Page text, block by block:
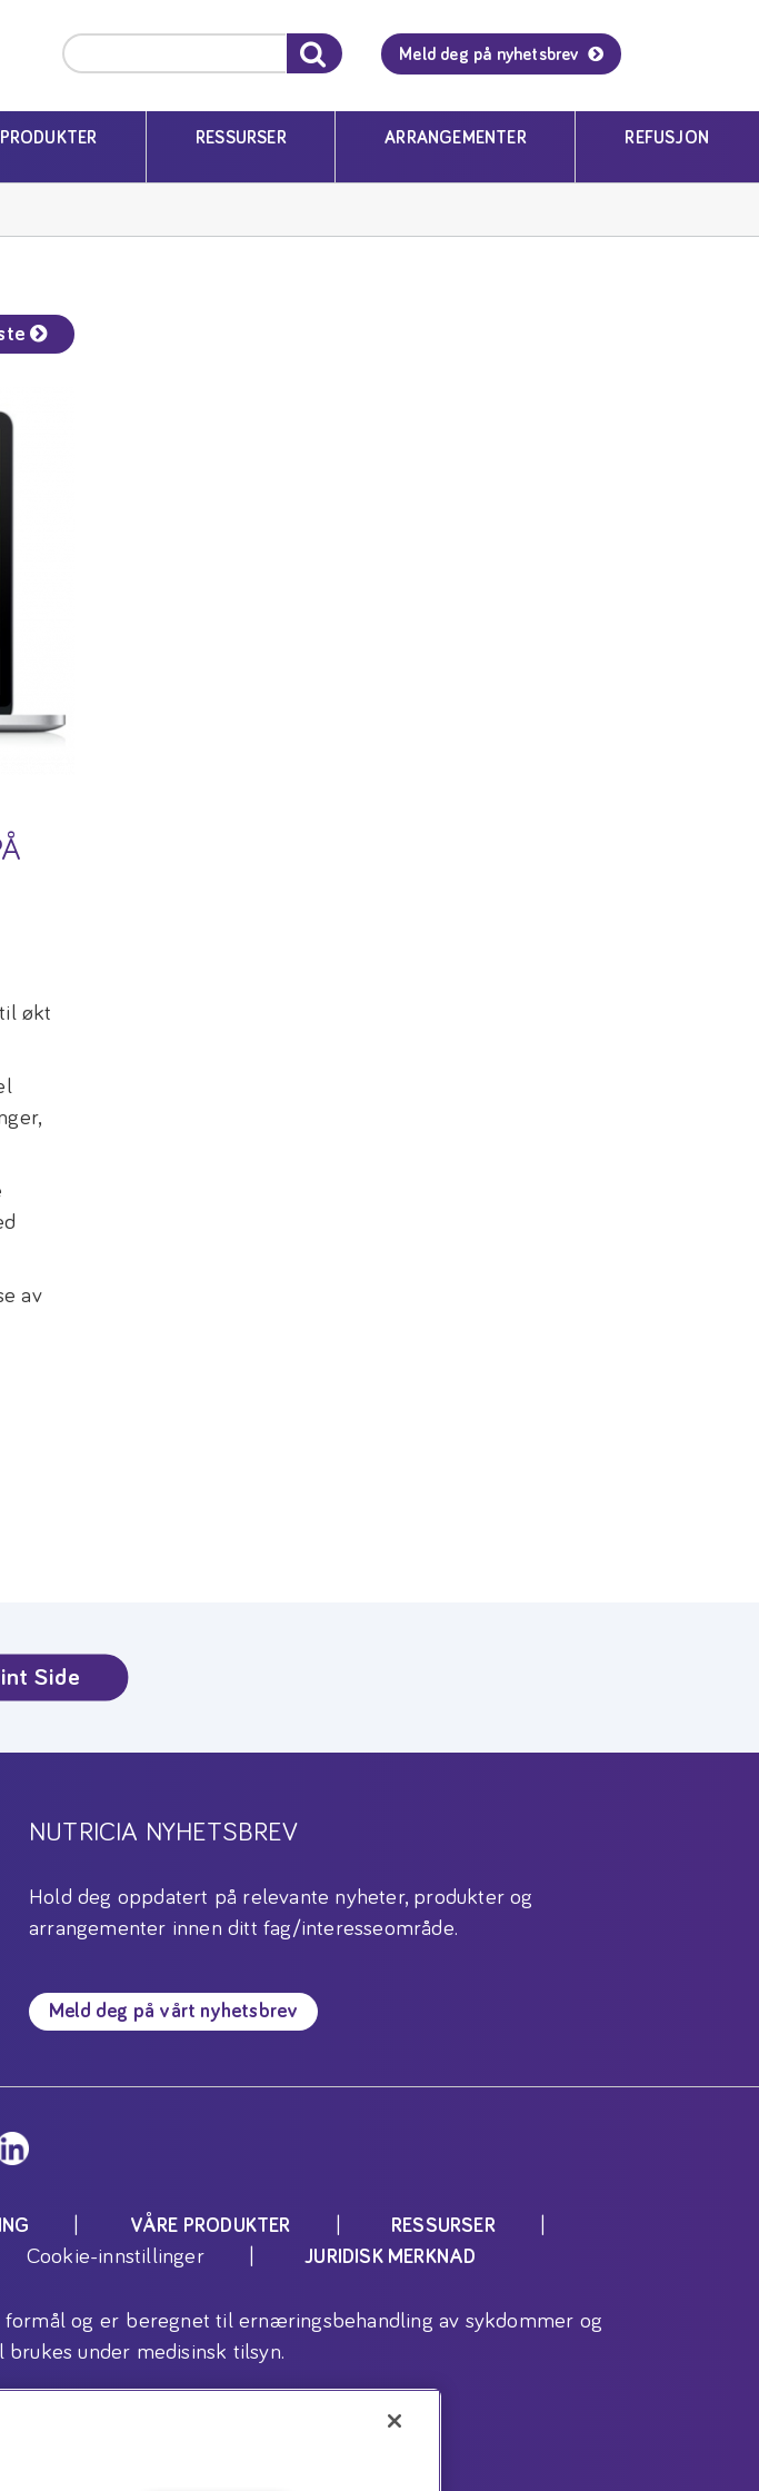
Meld deg på nyhetsbrev
RESSURSER ARRANGEMENTER REFUSJON
økt
av
Side
NUTRICIA NYHETSBREV
Hold deg oppdatert på relevante nyheter, produkter og
arrangementer innen ditt fag/interesseområde.
Meld deg på vårt nyhetsbrev
VÅRE PRODUKTER
RESSURSER
Cookie-innstillinger JURIDISK MERKNAD
og er beregnet til ernæringsbehandling av sykdommer og
under medisinsk tilsyn.